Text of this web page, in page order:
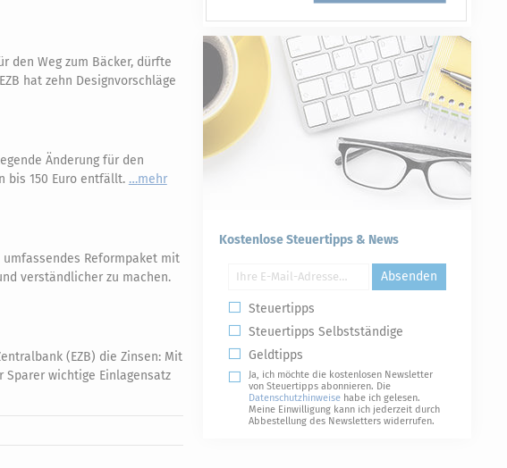
den Weg zum Bäcker, dürfte
hat zehn Designvorschläge
Änderung für den
bis 150 Euro entfällt.
mehr
Reformpaket mit
verständlicher zu machen.
(EZB) die Zinsen: Mit
Sparer wichtige Einlagensatz
Kostenlose Steuertipps & News
Absenden
Steuertipps
Steuertipps Selbstständige
Geldtipps
Ja, ich möchte die kostenlosen Newsletter
von Steuertipps abonnieren. Die
Datenschutzhinweise habe ich gelesen.
Meine Einwilligung kann ich jederzeit durch
Abbestellung des Newsletters widerrufen.